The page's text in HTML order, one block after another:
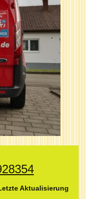
Aktualisierung